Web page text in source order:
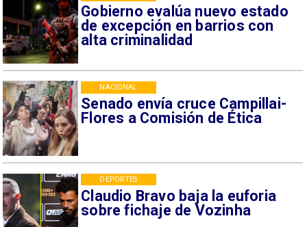
Gobierno evalúa nuevo estado
de excepción en barrios con
alta criminalidad
Senado envía cruce Campillai-
Flores a Comisión de Ética
NACIONAL
Claudio Bravo baja la euforia
sobre fichaje de Vozinha
DEPORTES